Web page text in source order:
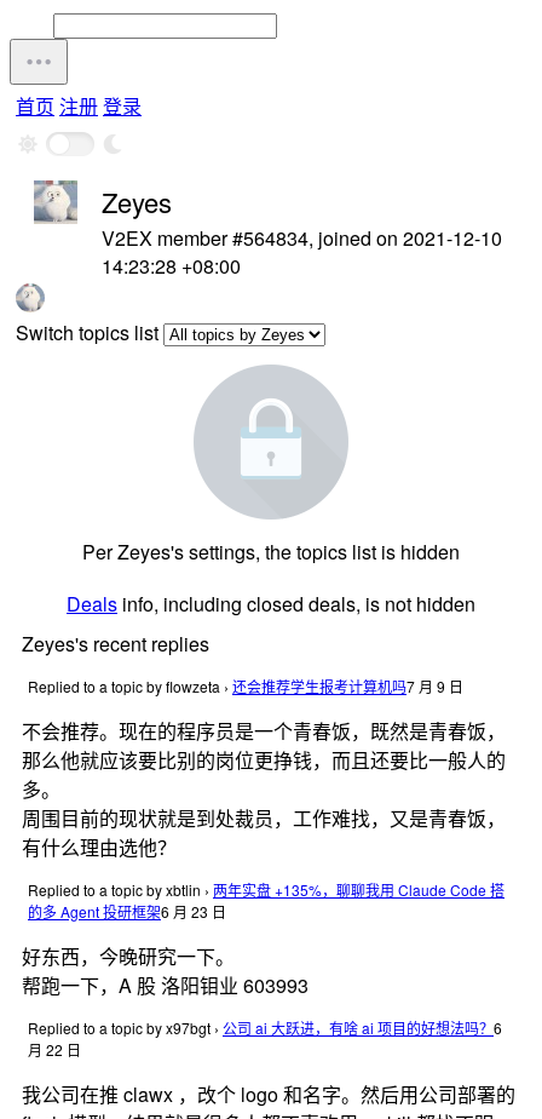
首页 注册登录
Zeyes
V2EX member #564834, joined on 2021-12-10
14:23:28 +08:00
Switch topics list
Per Zeyes's settings, the topics list is hidden
Deals info, including closed deals, is not hidden
Zeyes's recent replies
Replied to a topic by flowzeta › 还会推荐学生报考计算机吗7 月 9 日
不会推荐。现在的程序员是一个青春饭，既然是青春饭，
那么他就应该要比别的岗位更挣钱，而且还要比一般人的
多。
周围目前的现状就是到处裁员，工作难找，又是青春饭，
有什么理由选他？
Replied to a topic by xbtlin › 两年实盘 +135%，聊聊我用 Claude Code 搭
的多 Agent 投研框架6 月 23 日
好东西，今晚研究一下。
帮跑一下，A 股 洛阳钼业 603993
Replied to a topic by x97bgt › 公司 ai 大跃进，有啥 ai 项目的好想法吗？ 6
月 22 日
我公司在推 clawx ，改个 logo 和名字。然后用公司部署的